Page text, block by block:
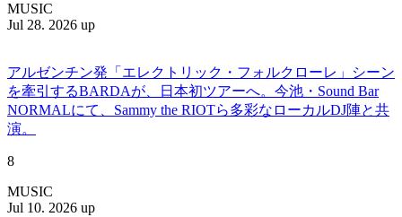
MUSIC
Jul 28. 2026 up
アルゼンチン発「エレクトリック・フォルクローレ」シーン
を牽引するBARDAが、日本初ツアーへ。今池・Sound Bar
NORMALにて、Sammy the RIOTら多彩なローカルDJ陣と共
演。
8
MUSIC
Jul 10. 2026 up